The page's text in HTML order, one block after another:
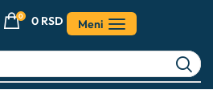
0 0 RSD Meni